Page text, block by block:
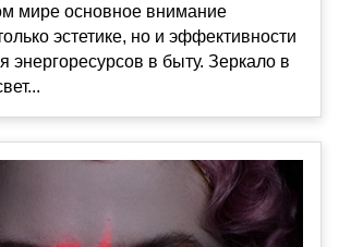
мире основное внимание
эстетике, но и эффективности
энергоресурсов в быту. Зеркало в